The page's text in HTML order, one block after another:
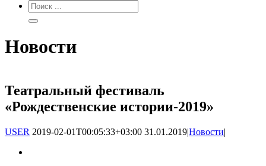
Новости
Театральный фестиваль
«Рождественские истории-2019»
USER 2019-02-01T00:05:33+03:00 31.01.2019|Новости|